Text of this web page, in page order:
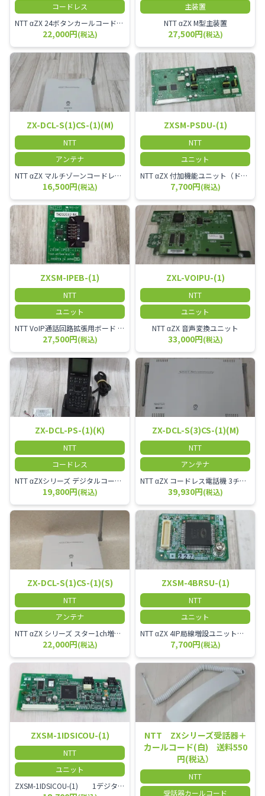
コードレス
NTT αZX 24ボタンカールコードレス電話機 無線タイプ、電話機と子機が離れるタイプのカールコードレス電話機です。 決裁者様等、オフィス内を頻繁に動かれる方のご使用が多いです。
22,000円(税込)
主装置
NTT αZX M型主装置
27,500円(税込)
ZX-DCL-S(1)CS-(1)(M)
NTT
アンテナ
NTT αZX マルチゾーンコードレススターアンテナ(マスター)
16,500円(税込)
ZXSM-PSDU-(1)
NTT
ユニット
NTT αZX 付加機能ユニット（ドアホンなど）
7,700円(税込)
ZXSM-IPEB-(1)
NTT
ユニット
NTT VoIP通話回路拡張用ボード ZXSM－IP内線ボード－「1」
27,500円(税込)
ZXL-VOIPU-(1)
NTT
ユニット
NTT αZX 音声変換ユニット
33,000円(税込)
ZX-DCL-PS-(1)(K)
NTT
コードレス
NTT αZXシリーズ デジタルコードレス電話機（黒） 倉庫や工場など、オフィスから離れて仕事をする方に適しています。 コードレス単体では使用できないので、別途、専用の主装置及びアンテナが必要です。
19,800円(税込)
ZX-DCL-S(3)CS-(1)(M)
NTT
アンテナ
NTT αZX コードレス電話機 3チャンネル用 接続装置 マスター デジタルコードレス（ZX-DCL-PS等）の専用管理用アンテナです。
39,930円(税込)
ZX-DCL-S(1)CS-(1)(S)
NTT
アンテナ
NTT αZX シリーズ スター1ch増設接続装置 コードレス接続用アンテナ ZX-DCL-S1CS-1M ZX-DCL-PS等と組み合わせて使用します。 ZX-DCL-PSを複数台接続できますが同時に通話できるのは１台のみです。
22,000円(税込)
ZXSM-4BRSU-(1)
NTT
ユニット
NTT αZX 4IP局線増設ユニット ひかり電話オフィスタイプで4ch以上にしたい場合必要となるユニットです。
7,700円(税込)
ZXSM-1IDSICOU-(1)
NTT
ユニット
ZXSM-1IDSICOU-(1) 1デジタル局線ユニット
NTT ZXシリーズ受話器＋
カールコード(白) 送料550
円(税込）
NTT
受話器カールコード